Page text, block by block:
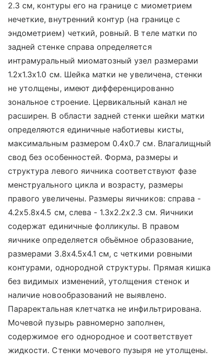
2.3 см, контуры его на границе с миометрием
нечеткие, внутренний контур (на границе с
эндометрием) четкий, ровный. В теле матки по
задней стенке справа определяется
интрамуральный миоматозный узел размерами
1.2х1.3х1.0 см. Шейка матки не увеличена, стенки
не утолщены, имеют дифференцированно
зональное строение. Цервикальный канал не
расширен. В области задней стенки шейки матки
определяются единичные наботиевы кисты,
максимальным размером 0.4х0.7 см. Влагалищный
свод без особенностей. Форма, размеры и
структура левого яичника соответствуют фазе
менструального цикла и возрасту, размеры
правого увеличены. Размеры яичников: справа -
4.2х5.8х4.5 см, слева - 1.3х2.2х2.3 см. Яичники
содержат единичные фолликулы. В правом
яичнике определяется объёмное образование,
размерами 3.8х4.5х4.1 см, с четкими ровными
контурами, однородной структуры. Прямая кишка
без видимых изменений, утолщения стенок и
наличие новообразований не выявлено.
Параректальная клетчатка не инфильтрирована.
Мочевой пузырь равномерно заполнен,
содержимое его однородное и соответствует
жидкости. Стенки мочевого пузыря не утолщены.